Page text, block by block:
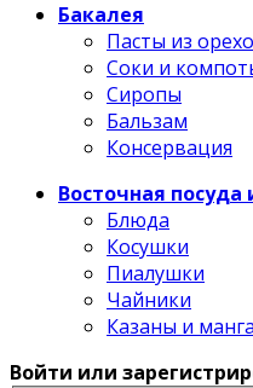
Бакалея
Пасты из
Соки и
Сиропы
Бальзам
Консервация
Восточная посуда
Блюда
Косушки
Пиалушки
Чайники
Казаны и
Войти или